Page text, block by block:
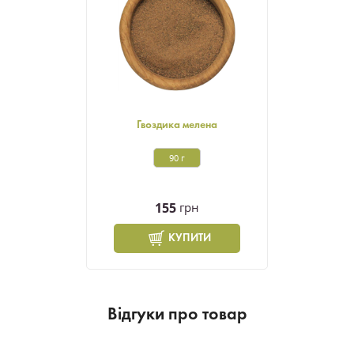
Гвоздика мелена
90 г
155 грн
КУПИТИ
Вiдгуки про товар